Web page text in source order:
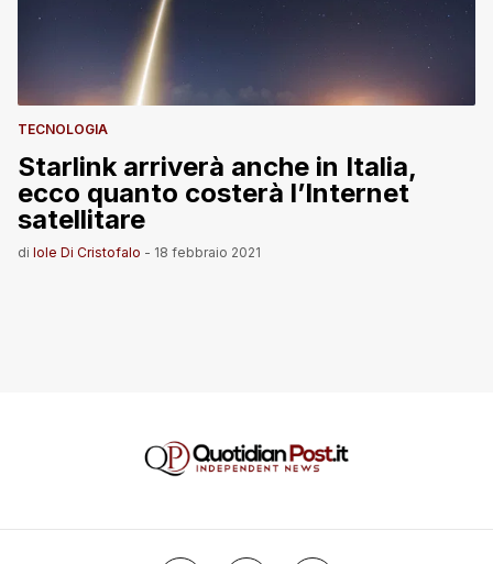
TECNOLOGIA
Starlink arriverà anche in Italia,
ecco quanto costerà l’Internet
satellitare
di Iole Di Cristofalo - 18 febbraio 2021